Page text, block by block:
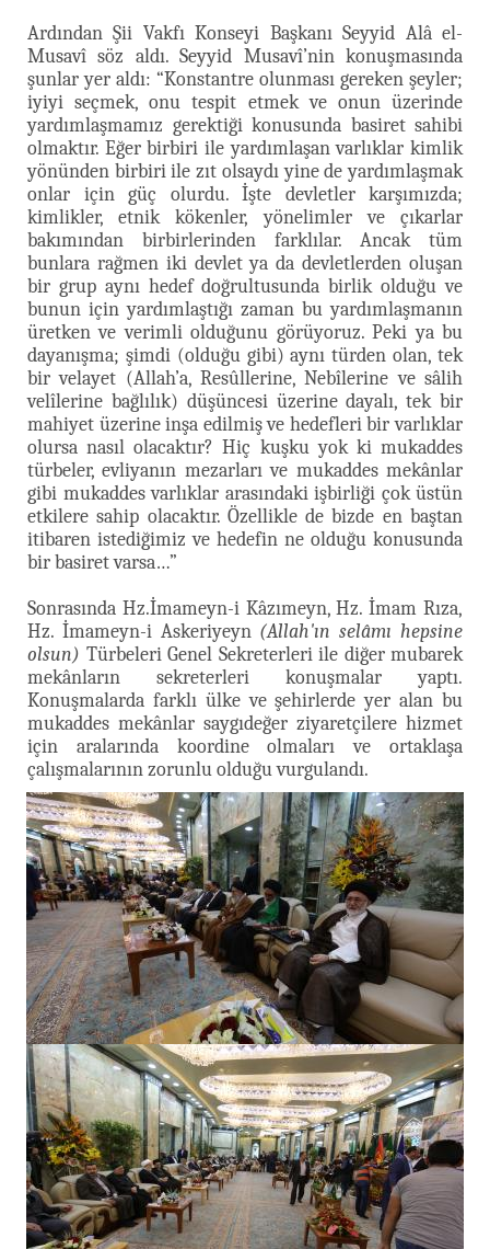
Ardından Şii Vakfı Konseyi Başkanı Seyyid Alâ el-
Musavî söz aldı. Seyyid Musavî’nin konuşmasında
şunlar yer aldı: “Konstantre olunması gereken şeyler;
iyiyi seçmek, onu tespit etmek ve onun üzerinde
yardımlaşmamız gerektiği konusunda basiret sahibi
olmaktır. Eğer birbiri ile yardımlaşan varlıklar kimlik
yönünden birbiri ile zıt olsaydı yine de yardımlaşmak
onlar için güç olurdu. İşte devletler karşımızda;
kimlikler, etnik kökenler, yönelimler ve çıkarlar
bakımından birbirlerinden farklılar. Ancak tüm
bunlara rağmen iki devlet ya da devletlerden oluşan
bir grup aynı hedef doğrultusunda birlik olduğu ve
bunun için yardımlaştığı zaman bu yardımlaşmanın
üretken ve verimli olduğunu görüyoruz. Peki ya bu
dayanışma; şimdi (olduğu gibi) aynı türden olan, tek
bir velayet (Allah’a, Resûllerine, Nebîlerine ve sâlih
velîlerine bağlılık) düşüncesi üzerine dayalı, tek bir
mahiyet üzerine inşa edilmiş ve hedefleri bir varlıklar
olursa nasıl olacaktır? Hiç kuşku yok ki mukaddes
türbeler, evliyanın mezarları ve mukaddes mekânlar
gibi mukaddes varlıklar arasındaki işbirliği çok üstün
etkilere sahip olacaktır. Özellikle de bizde en baştan
itibaren istediğimiz ve hedefin ne olduğu konusunda
bir basiret varsa…”
Sonrasında Hz.İmameyn-i Kâzımeyn, Hz. İmam Rıza,
Hz. İmameyn-i Askeriyeyn (Allah'ın selâmı hepsine
olsun) Türbeleri Genel Sekreterleri ile diğer mubarek
mekânların sekreterleri konuşmalar yaptı.
Konuşmalarda farklı ülke ve şehirlerde yer alan bu
mukaddes mekânlar saygıdeğer ziyaretçilere hizmet
için aralarında koordine olmaları ve ortaklaşa
çalışmalarının zorunlu olduğu vurgulandı.